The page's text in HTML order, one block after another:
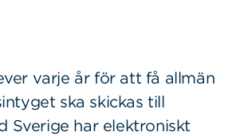
varje år för att få allmän
ska skickas till
Sverige har elektroniskt